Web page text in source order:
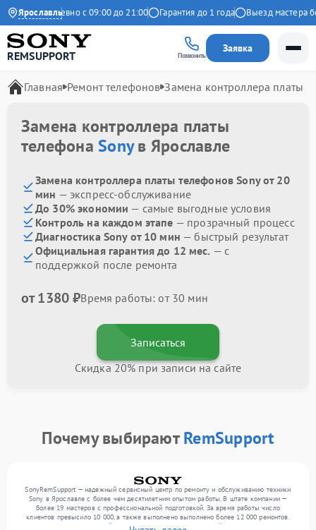
Ярославль
Ежедневно с 09:00 до 21:00 Гарантия до 1 года Выезд мастера
REMSUPPORT Позвонить
Заявка
Главная Ремонт телефонов Замена контроллера платы
Замена контроллера платы
телефонаSonyв Ярославле
Замена контроллера платы телефонов Sony от 20
мин — экспресс-обслуживание
До 30% экономии — самые выгодные условия
Контроль на каждом этапе — прозрачный процесс
Диагностика Sony от 10 мин — быстрый результат
Официальная гарантия до 12 мес. — с
поддержкой после ремонта
от 1380 ₽Время работы: от 30 мин
Записаться
Скидка 20% при записи на сайте
Почему выбираютRemSupport
SonyRemSupport — надежный сервисный центр по ремонту и обслуживанию техники
Sony в Ярославле с более чем десятилетним опытом работы. В штате компании —
более 19 мастеров с профессиональной подготовкой. За время работы число
клиентов превысило 10 000, а также выполнено выполнено более 12 000 ремонтов.
Ежемесячно в сервисный центр поступает более 300 устройств, включая , , . Мы